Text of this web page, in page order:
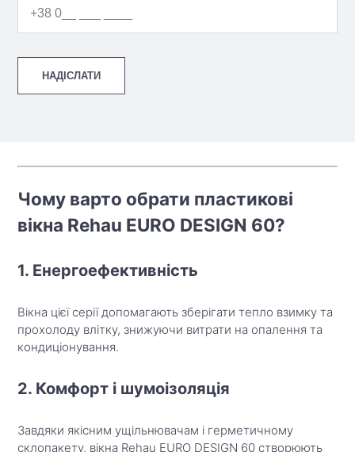
НАДІСЛАТИ
Чому варто обрати пластикові
вікна Rehau EURO DESIGN 60?
1. Енергоефективність
Вікна цієї серії допомагають зберігати тепло взимку та
прохолоду влітку, знижуючи витрати на опалення та
кондиціонування.
2. Комфорт і шумоізоляція
Завдяки якісним ущільнювачам і герметичному
склопакету, вікна Rehau EURO DESIGN 60 створюють